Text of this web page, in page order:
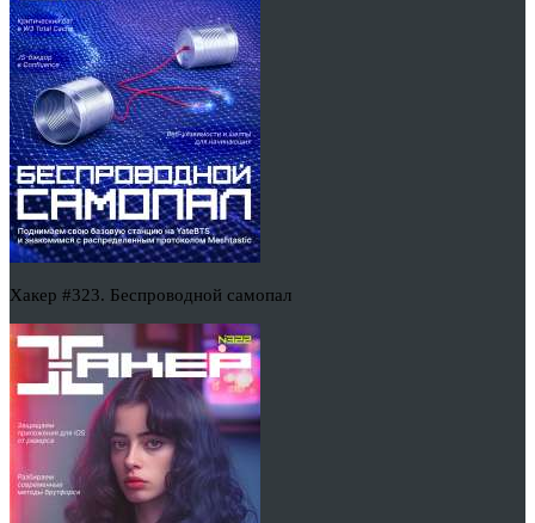
Хакер #323. Беспроводной самопал